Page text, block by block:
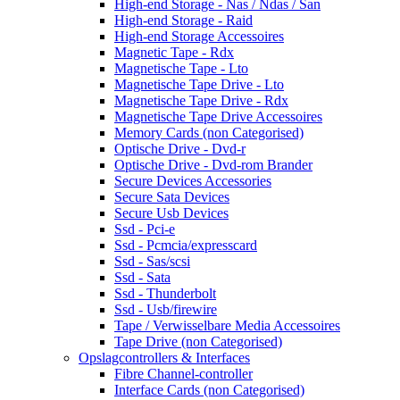
High-end Storage - Nas / Ndas / San
High-end Storage - Raid
High-end Storage Accessoires
Magnetic Tape - Rdx
Magnetische Tape - Lto
Magnetische Tape Drive - Lto
Magnetische Tape Drive - Rdx
Magnetische Tape Drive Accessoires
Memory Cards (non Categorised)
Optische Drive - Dvd-r
Optische Drive - Dvd-rom Brander
Secure Devices Accessories
Secure Sata Devices
Secure Usb Devices
Ssd - Pci-e
Ssd - Pcmcia/expresscard
Ssd - Sas/scsi
Ssd - Sata
Ssd - Thunderbolt
Ssd - Usb/firewire
Tape / Verwisselbare Media Accessoires
Tape Drive (non Categorised)
Opslagcontrollers & Interfaces
Fibre Channel-controller
Interface Cards (non Categorised)